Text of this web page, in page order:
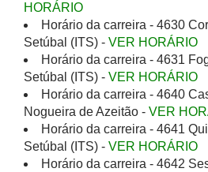
HORÁRIO
Horário da carreira - 4630
Setúbal (ITS) - VER HORÁRIO
Horário da carreira - 4631
Setúbal (ITS) - VER HORÁRIO
Horário da carreira - 4640
Nogueira de Azeitão - VER
Horário da carreira - 4641
Setúbal (ITS) - VER HORÁRIO
Horário da carreira - 4642